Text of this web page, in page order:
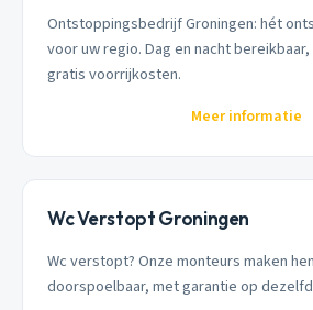
Ontstoppingsbedrijf Groningen: hét
voor uw regio. Dag en nacht
gratis voorrijkosten.
Meer informatie
Wc Verstopt Groningen
Wc verstopt? Onze monteurs maken
doorspoelbaar, met garantie op